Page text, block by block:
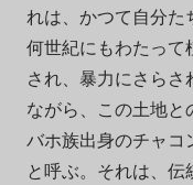
れは、かつて自分
何世紀にもわたって
され、暴力にさら
ながら、この土地
バホ族出身のチャコ
と呼ぶ。それは、